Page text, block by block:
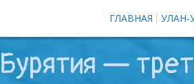
ГЛАВНАЯ УЛАН-
Бурятия —